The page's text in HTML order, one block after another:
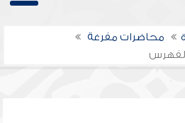
محاضرات مفرغة